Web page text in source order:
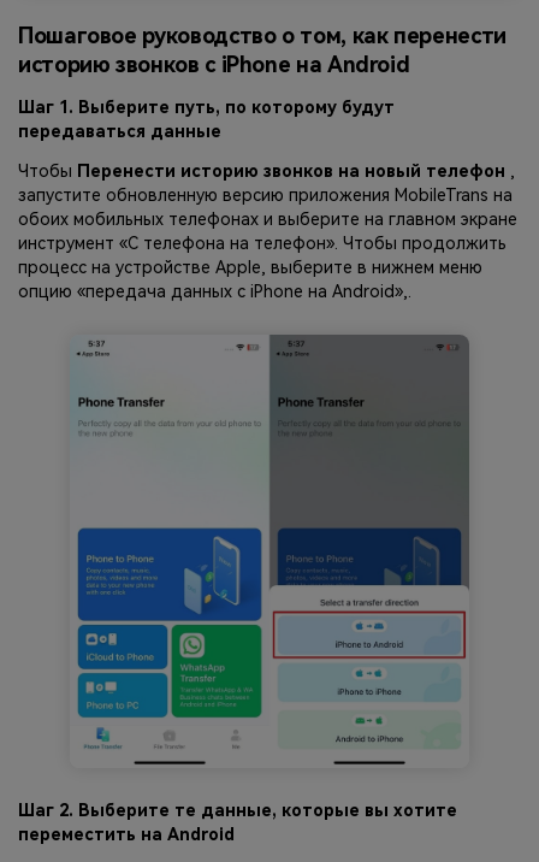
Пошаговое руководство о том, как перенести
историю звонков с iPhone на Android
Шаг 1. Выберите путь, по которому будут
передаваться данные
Чтобы Перенести историю звонков на новый телефон
запустите обновленную версию приложения MobileTrans на
обоих мобильных телефонах и выберите на главном экране
инструмент «С телефона на телефон». Чтобы продолжить
процесс на устройстве Apple, выберите в нижнем меню
опцию «передача данных с iPhone на Android»,.
Шаг 2. Выберите те данные, которые вы хотите
переместить на Android